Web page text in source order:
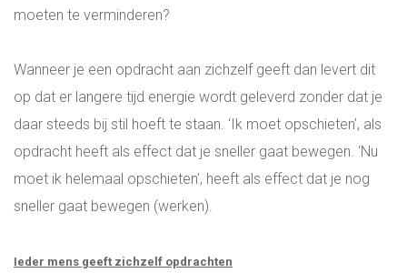
MANAGER & TEAM XLERATOR
VACATURES
PARTNERS
WIE ZIJN WIJ?
moeten te verminderen?
Wanneer je een opdracht aan zichzelf geeft dan levert dit
op dat er langere tijd energie wordt geleverd zonder dat je
daar steeds bij stil hoeft te staan. ‘Ik moet opschieten’, als
opdracht heeft als effect dat je sneller gaat bewegen. ‘Nu
moet ik helemaal opschieten’, heeft als effect dat je nog
sneller gaat bewegen (werken).
Ieder mens geeft zichzelf opdrachten